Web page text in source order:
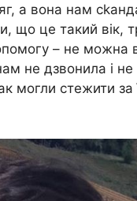
а вона нам
що це такий вік,
– не можна
не дзвонила і
могли стежити